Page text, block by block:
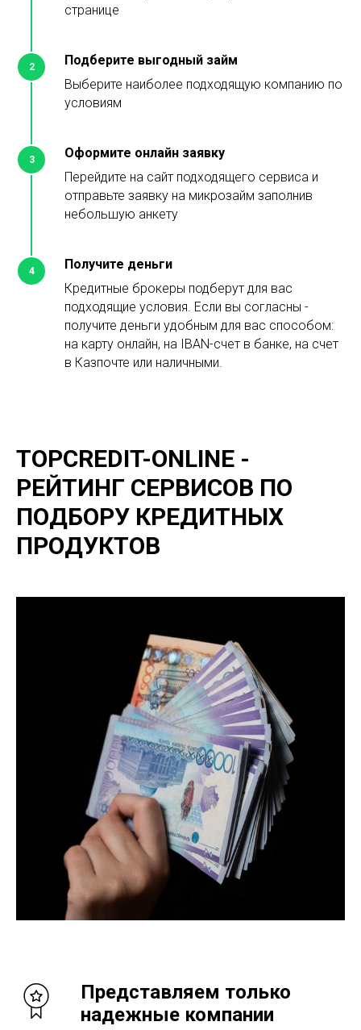
странице
2
Подберите выгодный займ
Выберите наиболее подходящую компанию по
условиям
3
Оформите онлайн заявку
Перейдите на сайт подходящего сервиса и
отправьте заявку на микрозайм заполнив
небольшую анкету
4
Получите деньги
Кредитные брокеры подберут для вас
подходящие условия. Если вы согласны -
получите деньги удобным для вас способом:
на карту онлайн, на IBAN-счет в банке, на счет
в Казпочте или наличными.
TOPCREDIT-ONLINE -
РЕЙТИНГ СЕРВИСОВ ПО
ПОДБОРУ КРЕДИТНЫХ
ПРОДУКТОВ
Представляем только
надежные компании